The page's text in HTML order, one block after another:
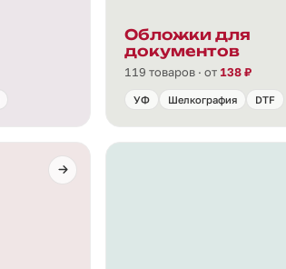
Обложки для
документов
119 товаров · от 138 ₽
УФ Шелкография DTF